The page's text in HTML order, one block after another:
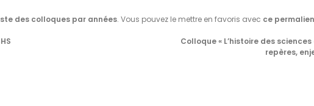
des colloques par années. Vous pouvez le mettre en favoris avec ce permalien
Colloque « L’histoire des
repères,